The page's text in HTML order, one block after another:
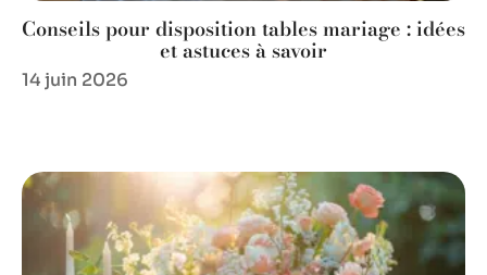
Conseils pour disposition tables mariage : idées
et astuces à savoir
14 juin 2026